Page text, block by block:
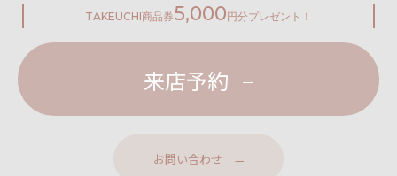
TAKEUCHI商品券5,000円分プレゼント！
来店予約
お問い合わせ